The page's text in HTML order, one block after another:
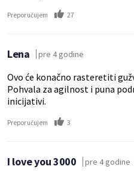
Preporučujem 27
Lena pre 4 godine
Ovo će konačno rasteretiti
Pohvala za agilnost i puna
inicijativi.
Preporučujem 3
I love you 3000 pre 4 godine